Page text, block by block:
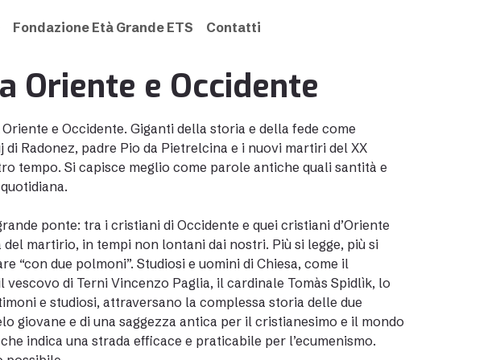
Fondazione Età Grande ETS Contatti
Oriente e Occidente
e Occidente. Giganti della storia e della fede come
di Radonez, padre Pio da Pietrelcina e i nuovi martiri del XX
tempo. Si capisce meglio come parole antiche quali santità e
ponte: tra i cristiani di Occidente e quei cristiani d’Oriente
martirio, in tempi non lontani dai nostri. Più si legge, più si
“con due polmoni”. Studiosi e uomini di Chiesa, come il
di Terni Vincenzo Paglia, il cardinale Tomàs Spidlìk, lo
e studiosi, attraversano la complessa storia delle due
giovane e di una saggezza antica per il cristianesimo e il mondo
indica una strada efficace e praticabile per l’ecumenismo.